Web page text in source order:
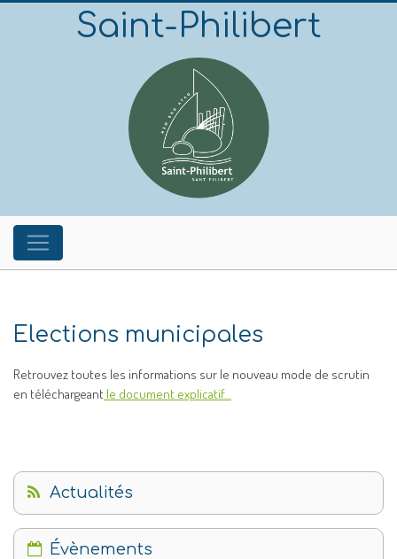
Saint-Philibert
Elections municipales
Retrouvez toutes les informations sur le nouveau mode de scrutin
en téléchargeant le document explicatif…
Actualités
Évènements